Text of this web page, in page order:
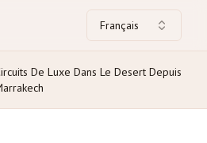
Français
De Luxe Dans Le Desert Depuis